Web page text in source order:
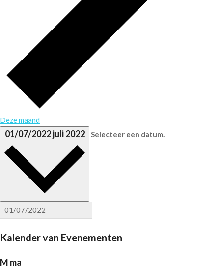
Deze maand
01/07/2022juli 2022 Selecteer een datum.
Kalender van Evenementen
M ma